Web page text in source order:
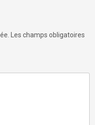
Les champs obligatoires